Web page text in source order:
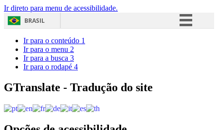
Ir direto para menu de acessibilidade.
BRASIL
Acesso à informação
Ir para o conteúdo 1
Ir para o menu 2
Ir para a busca 3
Ir para o rodapé 4
GTranslate - Tradução do site